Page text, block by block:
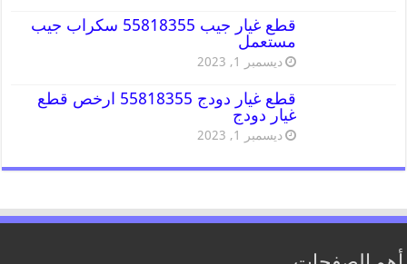
قطع غيار جيب 55818355 سكراب جيب
مستعمل
ديسمبر 1, 2023
قطع غيار دودج 55818355 ارخص قطع
غيار دودج
ديسمبر 1, 2023